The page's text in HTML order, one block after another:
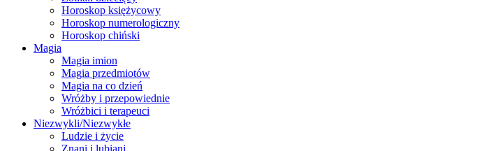
Horoskop księżycowy
Horoskop numerologiczny
Horoskop chiński
Magia
Magia imion
Magia przedmiotów
Magia na co dzień
Wróżby i przepowiednie
Wróżbici i terapeuci
Niezwykli/Niezwykłe
Ludzie i życie
Znani i lubiani